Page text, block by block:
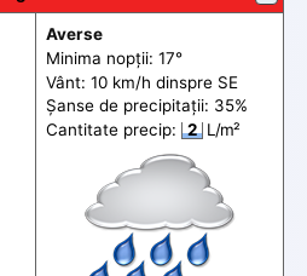
Averse
Minima nopții: 17°
Vânt: 10 km/h dinspre SE
Șanse de precipitații: 35%
Cantitate precip:
2 L/m²